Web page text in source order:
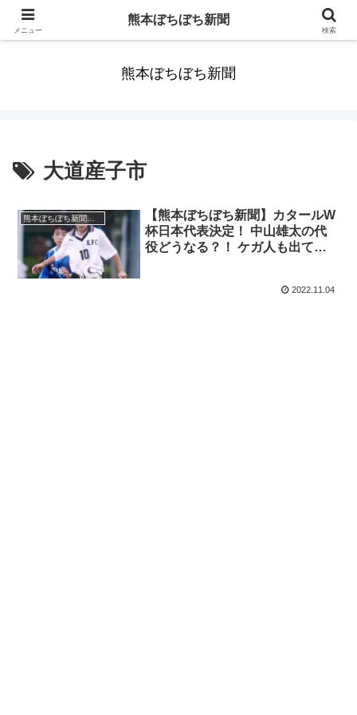
みんなまだ気づかずすごしていたんだわ。ずっといっしょに歩いてゆけるっ
熊本ぼちぼち新聞
大道産子市
熊本ぼちぼち新聞（全国版）
【熊本ぼちぼち新聞】カタールW
杯日本代表決定！ 中山雄太の代
役どうなる？！ ケガ人も出てい
29日（土）～11月4日（金）｜第
2022.11.04
メニュー
熊本ぼちぼち新聞
検索